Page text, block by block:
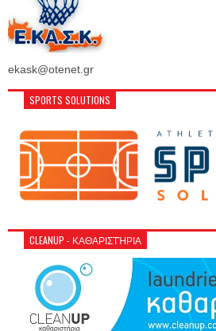
ekask@otenet.gr
SPORTS SOLUTIONS
CLEANUP - ΚΑΘΑΡΙΣΤΉΡΙΑ